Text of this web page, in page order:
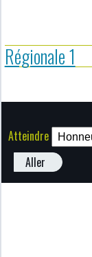
Régionale 1
Atteindre
Aller